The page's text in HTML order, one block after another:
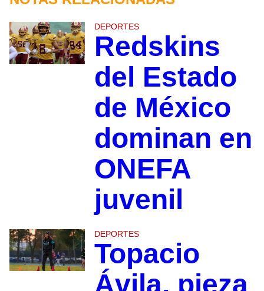
DEPORTES
Redskins
del Estado
de México
dominan en
ONEFA
juvenil
DEPORTES
Topacio
Ávila, pieza